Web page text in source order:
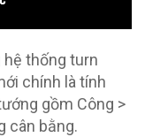
hệ thống turn
chính là tính
gồm Công >
cân bằng.